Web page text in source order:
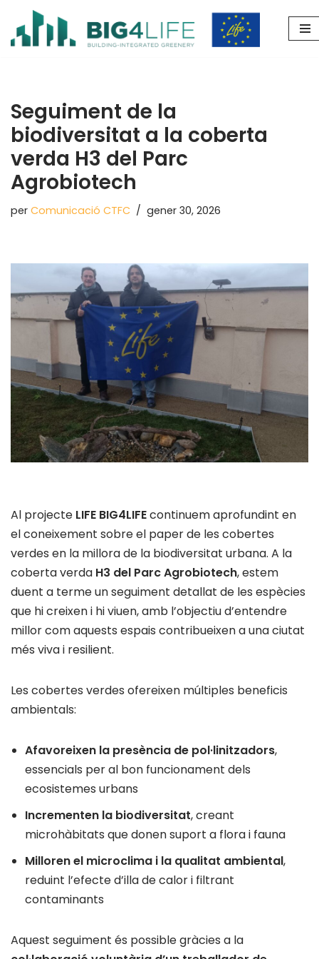
Vés
Seguiment de la
biodiversitat a la coberta
verda H3 del Parc
Agrobiotech
per Comunicació CTFC gener 30, 2026
Al projecte LIFE BIG4LIFEcontinuem aprofundint en
el coneixement sobre el paper de les cobertes
verdes en la millora de la biodiversitat urbana. A la
coberta verda H3 del Parc Agrobiotech, estem
duent a terme un seguiment detallat de les espècies
que hi creixen i hi viuen, amb l’objectiu d’entendre
millor com aquests espais contribueixen a una ciutat
més viva i resilient.
Les cobertes verdes ofereixen múltiples beneficis
ambientals:
Afavoreixen la presència de pol·linitzadors,
essencials per al bon funcionament dels
ecosistemes urbans
Incrementen la biodiversitat, creant
microhàbitats que donen suport a flora i fauna
Milloren el microclima i la qualitat ambiental,
reduint l’efecte d’illa de calor i filtrant
contaminants
Aquest seguiment és possible gràcies a la